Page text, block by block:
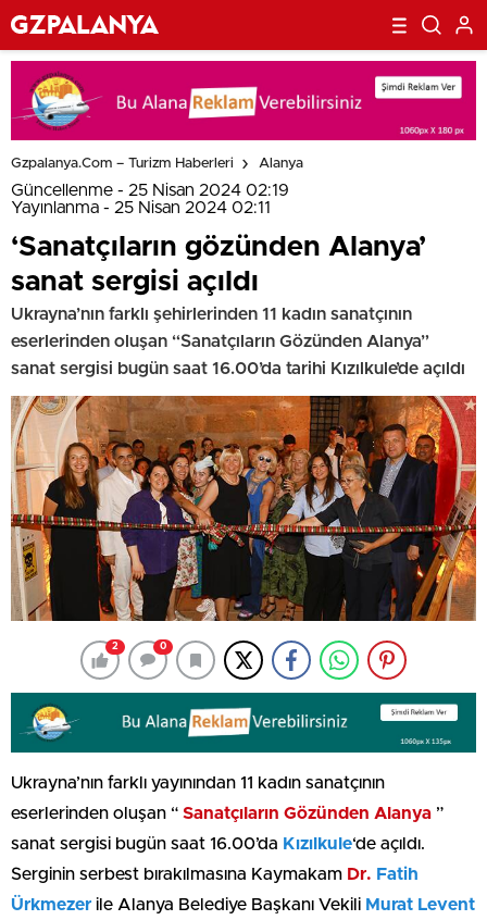
Gzpalanya.com – Turizm Haberleri Alanya
Güncellenme - 25 Nisan 2024 02:19
Yayınlanma - 25 Nisan 2024 02:11
‘Sanatçıların gözünden Alanya’
sanat sergisi açıldı
Ukrayna’nın farklı şehirlerinden 11 kadın sanatçının
eserlerinden oluşan “Sanatçıların Gözünden Alanya”
sanat sergisi bugün saat 16.00’da tarihi Kızılkule’de açıldı
2 0
Ukrayna’nın farklı yayınından 11 kadın sanatçının
eserlerinden oluşan “ Sanatçıların Gözünden Alanya ”
sanat sergisi bugün saat 16.00’da Kızılkule‘de açıldı.
Serginin serbest bırakılmasına Kaymakam Dr. Fatih
Ürkmezer ile Alanya Belediye Başkanı Vekili Murat Levent